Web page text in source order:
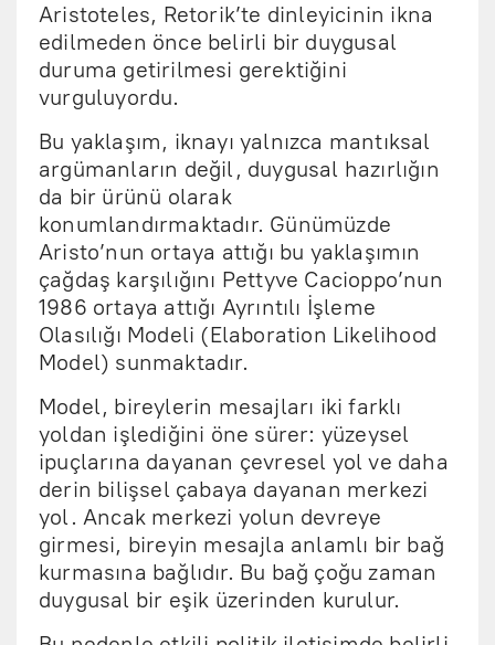
Aristoteles, Retorik’te dinleyicinin ikna
edilmeden önce belirli bir duygusal
duruma getirilmesi gerektiğini
vurguluyordu.
Bu yaklaşım, iknayı yalnızca mantıksal
argümanların değil, duygusal hazırlığın
da bir ürünü olarak
konumlandırmaktadır. Günümüzde
Aristo’nun ortaya attığı bu yaklaşımın
çağdaş karşılığını Pettyve Cacioppo’nun
1986 ortaya attığı Ayrıntılı İşleme
Olasılığı Modeli (Elaboration Likelihood
Model) sunmaktadır.
Model, bireylerin mesajları iki farklı
yoldan işlediğini öne sürer: yüzeysel
ipuçlarına dayanan çevresel yol ve daha
derin bilişsel çabaya dayanan merkezi
yol. Ancak merkezi yolun devreye
girmesi, bireyin mesajla anlamlı bir bağ
kurmasına bağlıdır. Bu bağ çoğu zaman
duygusal bir eşik üzerinden kurulur.